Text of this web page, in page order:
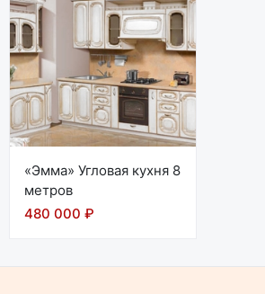
«Эмма» Угловая кухня 8
метров
480 000 ₽